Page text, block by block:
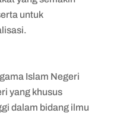
untuk
Islam Negeri
yang khusus
dalam bidang ilmu